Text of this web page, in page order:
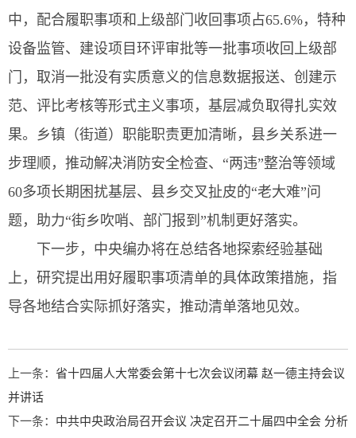
中，配合履职事项和上级部门收回事项占65.6%，特种
设备监管、建设项目环评审批等一批事项收回上级部
门，取消一批没有实质意义的信息数据报送、创建示
范、评比考核等形式主义事项，基层减负取得扎实效
果。乡镇（街道）职能职责更加清晰，县乡关系进一
步理顺，推动解决消防安全检查、“两违”整治等领域
60多项长期困扰基层、县乡交叉扯皮的“老大难”问
题，助力“街乡吹哨、部门报到”机制更好落实。
下一步，中央编办将在总结各地探索经验基础
上，研究提出用好履职事项清单的具体政策措施，指
导各地结合实际抓好落实，推动清单落地见效。
上一条： 省十四届人大常委会第十七次会议闭幕 赵一德主持会议
并讲话
下一条： 中共中央政治局召开会议 决定召开二十届四中全会 分析